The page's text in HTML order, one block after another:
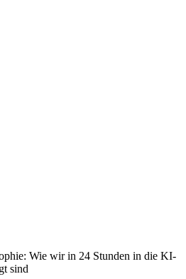
Wie wir in 24 Stunden in die KI-
sind